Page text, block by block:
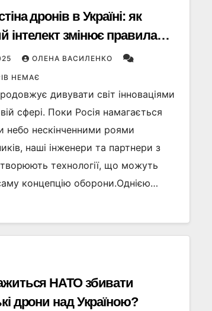
дронів в Україні: як
інтелект змінює правила
ОЛЕНА ВАСИЛЕНКО
НЕМАЄ
дивувати світ інноваціями
сфері. Поки Росія намагається
небо нескінченними роями
наші інженери та партнери з
технології, що можуть
концепцію оборони.Однією…
НАТО збивати
дрони над Україною?